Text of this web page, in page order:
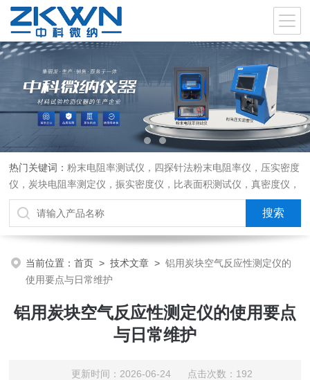
热门关键词：粉末电阻率测试仪，四探针法粉末电阻率仪，压实密度
仪，炭块电阻率测定仪，振实密度仪，比表面积测试仪，真密度仪，
炭块热膨胀仪，炭块透气率仪，炭块二氧化碳反应测定仪
当前位置：首页 >技术文章 >铝用炭块空气反应性测定仪的
使用要点与日常维护
铝用炭块空气反应性测定仪的使用要点
与日常维护
更新时间：2026-06-24 点击次数：192